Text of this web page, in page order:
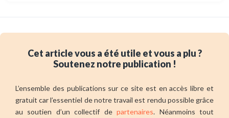
Cet article vous a été utile et vous a plu ?
Soutenez notre publication !
L’ensemble des publications sur ce site est en accès libre et
gratuit car l’essentiel de notre travail est rendu possible grâce
au soutien d’un collectif departenaires. Néanmoins tout